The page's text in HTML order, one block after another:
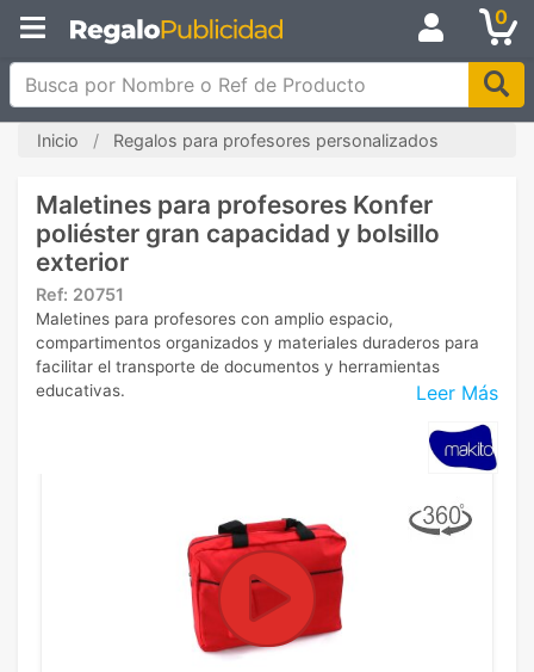
0
Busca por Nombre o Ref de Producto
Inicio Regalos para profesores personalizados
Maletines para profesores Konfer
poliéster gran capacidad y bolsillo
exterior
Ref: 20751
Leer Más
Maletines para profesores con amplio espacio,
compartimentos organizados y materiales duraderos para
facilitar el transporte de documentos y herramientas
educativas.